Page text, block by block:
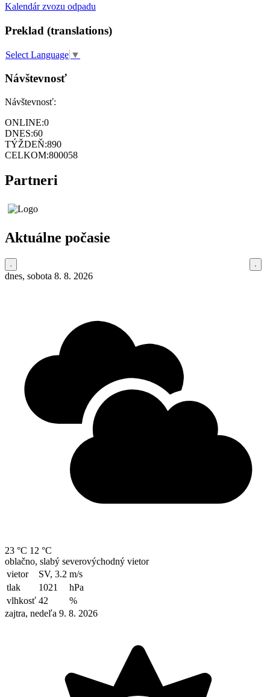
Kalendár zvozu odpadu
Preklad (translations)
Select Language ▼
Návštevnosť
Návštevnosť:
ONLINE:0
DNES:60
TÝŽDEŇ:890
CELKOM:800058
Partneri
Aktuálne počasie
dnes, sobota 8. 8. 2026
23 °C 12 °C
oblačno, slabý severovýchodný vietor
vietor
SV, 3.2 m/s
tlak
1021
hPa
vlhkosť 42
%
zajtra, nedeľa 9. 8. 2026